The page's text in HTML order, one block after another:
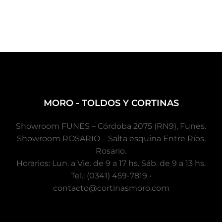
MORO - TOLDOS Y CORTINAS
Showroom FUNES – Córdoba 2075 (RN9), Funes.
Showroom ROSARIO – Salta esquina Entre Ríos,
Rosario.
Horarios: Lun. a Vie. de 9 a 17 hs. Sáb. de 9 a 13 hs.
Tel.: (0341) 459-7819 •
contacto@cortinasmoro.com